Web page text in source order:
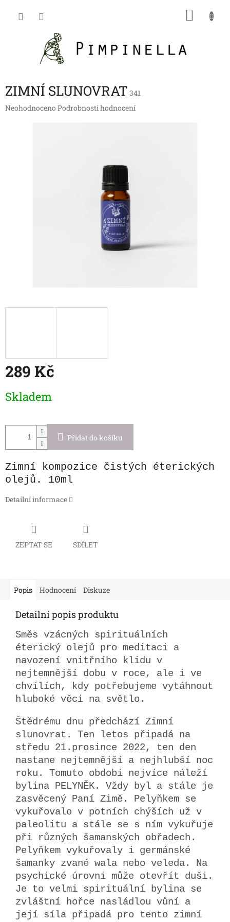
ZIMNÍ SLUNOVRAT 341
Průměrné
Neohodnoceno Podrobnosti hodnocení
289 Kč
cena:
Skladem
Přidat do košíku
Zimní kompozice čistých éterických
olejů. 10ml
Detailní informace
ZEPTAT SE SDÍLET
Popis Hodnocení Diskuze
Detailní popis produktu
Směs vzácných spirituálních
éterický olejů pro meditaci a
navození vnitřního klidu v
nejtemnější dobu v roce, ale i ve
chvílích, kdy potřebujeme vytáhnout
hluboké věci na světlo.
Štědrému dnu předchází Zimní
slunovrat. Ten letos připadá na
středu 21.prosince 2022, ten den
nastane nejtemnější a nejhlubší noc
roku. Tomuto období nejvíce náleží
bylina PELYNĚK. Vždy byl a stále je
zasvěcený Paní Zimě. Pelyňkem se
vykuřovalo v potních chýších už v
paleolitu a stále se s ním vykuřuje
při různých šamanských obřadech.
Pelyňkem vykuřovaly i germánské
šamanky zvané wala nebo veleda. Na
psychické úrovni může otevřít duši.
Je to velmi spirituální bylina se
zvláštní hořce nasládlou vůní a
její síla připadá pro tento zimní